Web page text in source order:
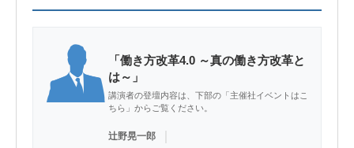
「働き方改革4.0 ～真の働き方改革と
は～」
講演者の登壇内容は、下部の「主催社イベントはこ
ちら」からご覧ください。
辻野晃一郎